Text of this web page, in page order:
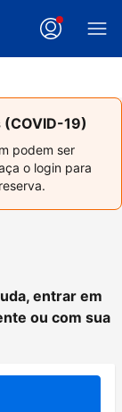
19)
podem ser
o login para
entrar em
ou com sua